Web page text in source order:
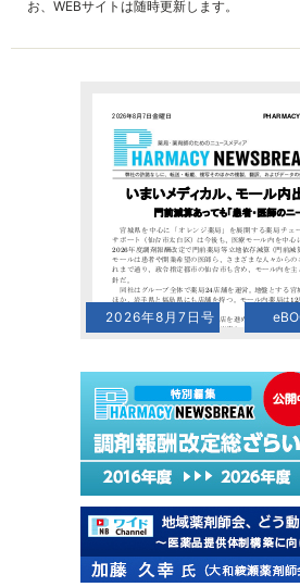
お、WEBサイトは随時更新します。
2026年8月7日号